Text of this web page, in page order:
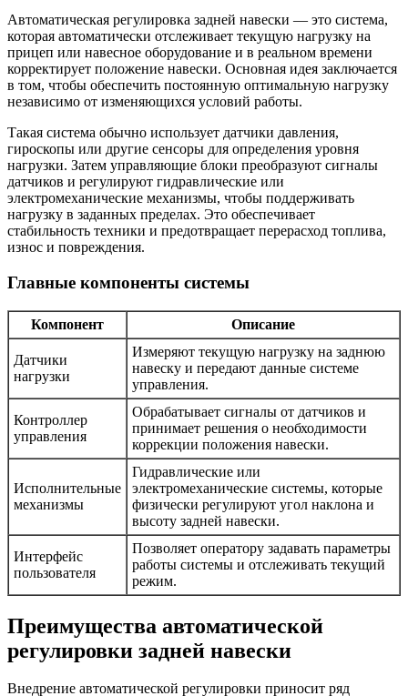
Автоматическая регулировка задней навески — это система,
которая автоматически отслеживает текущую нагрузку на
прицеп или навесное оборудование и в реальном времени
корректирует положение навески. Основная идея заключается
в том, чтобы обеспечить постоянную оптимальную нагрузку
независимо от изменяющихся условий работы.
Такая система обычно использует датчики давления,
гироскопы или другие сенсоры для определения уровня
нагрузки. Затем управляющие блоки преобразуют сигналы
датчиков и регулируют гидравлические или
электромеханические механизмы, чтобы поддерживать
нагрузку в заданных пределах. Это обеспечивает
стабильность техники и предотвращает перерасход топлива,
износ и повреждения.
Главные компоненты системы
Компонент Описание
Датчики
нагрузки
Измеряют текущую нагрузку на заднюю
навеску и передают данные системе
управления.
Контроллер
управления
Обрабатывает сигналы от датчиков и
принимает решения о необходимости
коррекции положения навески.
Исполнительные
механизмы
Гидравлические или
электромеханические системы, которые
физически регулируют угол наклона и
высоту задней навески.
Интерфейс
пользователя
Позволяет оператору задавать параметры
работы системы и отслеживать текущий
режим.
Преимущества автоматической
регулировки задней навески
Внедрение автоматической регулировки приносит ряд